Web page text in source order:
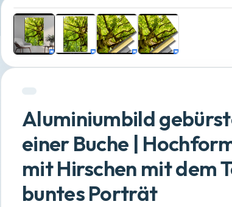
Aluminiumbild
einer Buche |
mit Hirschen mit dem
buntes Porträt